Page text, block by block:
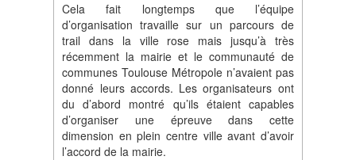
Cela fait longtemps que l’équipe
d’organisation travaille sur un parcours de
trail dans la ville rose mais jusqu’à très
récemment la mairie et le communauté de
communes Toulouse Métropole n’avaient pas
donné leurs accords. Les organisateurs ont
du d’abord montré qu’ils étaient capables
d’organiser une épreuve dans cette
dimension en plein centre ville avant d’avoir
l’accord de la mairie.